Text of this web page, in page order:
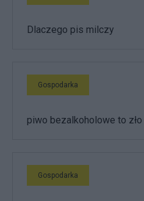
Dlaczego pis milczy
Gospodarka
piwo bezalkoholowe to zło
Gospodarka